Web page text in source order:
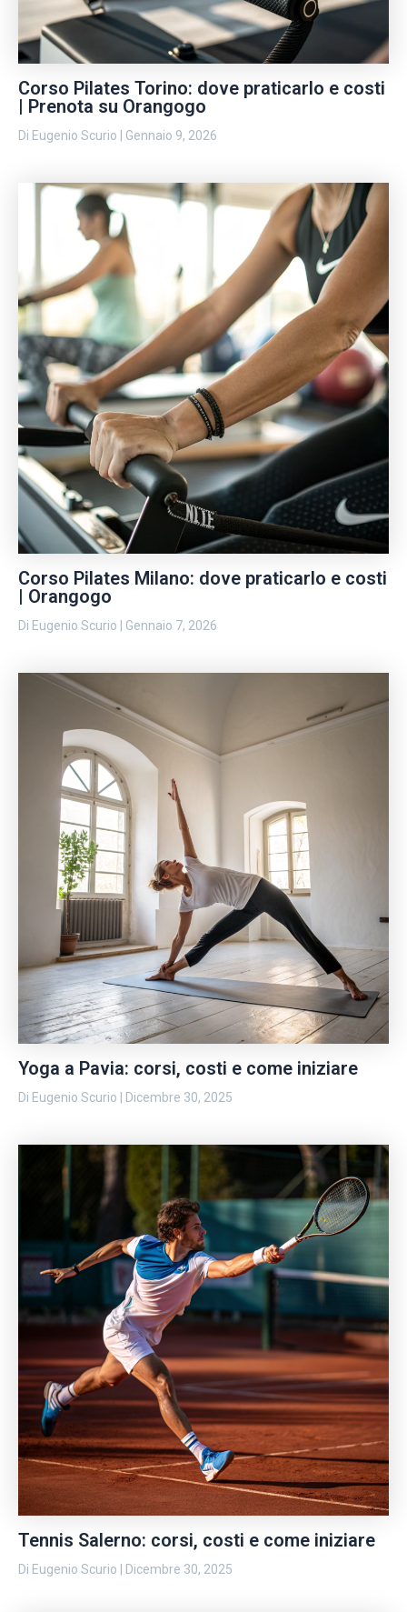
Corso Pilates Torino: dove praticarlo e costi
| Prenota su Orangogo
Di Eugenio Scurio Gennaio 9, 2026
Corso Pilates Milano: dove praticarlo e costi
| Orangogo
Di Eugenio Scurio Gennaio 7, 2026
Yoga a Pavia: corsi, costi e come iniziare
Di Eugenio Scurio Dicembre 30, 2025
Tennis Salerno: corsi, costi e come iniziare
Di Eugenio Scurio Dicembre 30, 2025